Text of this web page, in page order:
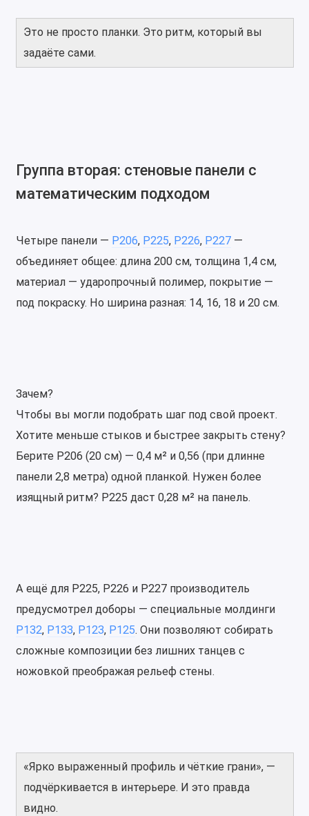
Это не просто планки. Это ритм, который вы
задаёте сами.
Группа вторая: стеновые панели с
математическим подходом
Четыре панели — P206, P225, P226, P227—
объединяет общее: длина 200 см, толщина 1,4 см,
материал — ударопрочный полимер, покрытие —
под покраску. Но ширина разная: 14, 16, 18 и 20 см.
Зачем?
Чтобы вы могли подобрать шаг под свой проект.
Хотите меньше стыков и быстрее закрыть стену?
Берите P206 (20 см) — 0,4 м² и 0,56 (при длинне
панели 2,8 метра) одной планкой. Нужен более
изящный ритм? P225 даст 0,28 м² на панель.
А ещё для P225, P226 и P227 производитель
предусмотрел доборы — специальные молдинги
P132, P133, P123, P125. Они позволяют собирать
сложные композиции без лишних танцев с
ножовкой преображая рельеф стены.
«Ярко выраженный профиль и чёткие грани», —
подчёркивается в интерьере. И это правда
видно.